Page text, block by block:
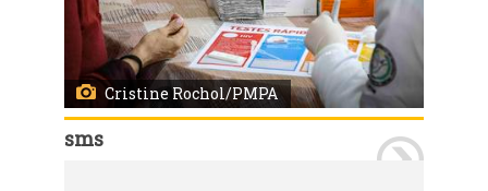
Cristine Rochol/PMPA
sms